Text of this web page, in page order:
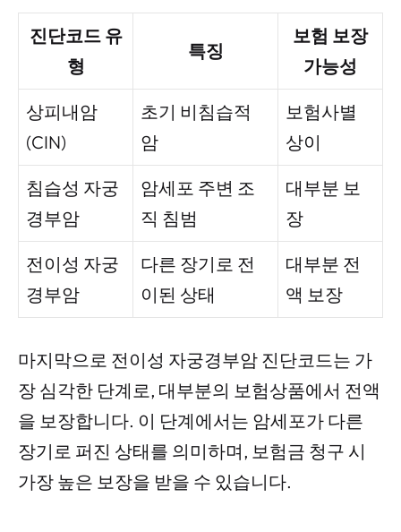
진단코드 유
형
특징
보험 보장
가능성
상피내암
(CIN)
초기 비침습적
암
보험사별
상이
침습성 자궁
경부암
암세포 주변 조
직 침범
대부분 보
장
전이성 자궁
경부암
다른 장기로 전
이된 상태
대부분 전
액 보장
마지막으로 전이성 자궁경부암 진단코드는 가
장 심각한 단계로, 대부분의 보험상품에서 전액
을 보장합니다. 이 단계에서는 암세포가 다른
장기로 퍼진 상태를 의미하며, 보험금 청구 시
가장 높은 보장을 받을 수 있습니다.